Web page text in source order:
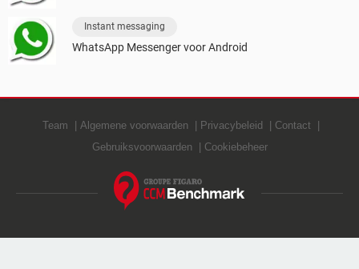
Instant messaging
WhatsApp Messenger voor Android
Team Algemene voorwaarden Privacybeleid
Contact
Gebruiksvoorwaarden
Cookiebeheer